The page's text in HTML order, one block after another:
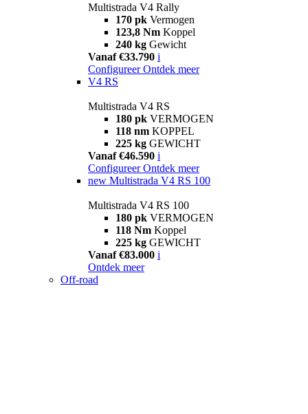
Multistrada V4 Rally
170 pk Vermogen
123,8 Nm Koppel
240 kg Gewicht
Vanaf €33.790 i
Configureer Ontdek meer
V4 RS
Multistrada V4 RS
180 pk VERMOGEN
118 nm KOPPEL
225 kg GEWICHT
Vanaf €46.590 i
Configureer Ontdek meer
new Multistrada V4 RS 100
Multistrada V4 RS 100
180 pk VERMOGEN
118 Nm Koppel
225 kg GEWICHT
Vanaf €83.000 i
Ontdek meer
Off-road